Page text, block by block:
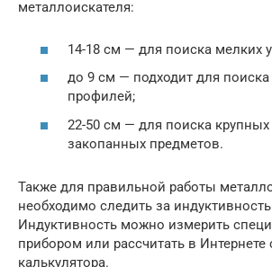
металлоискателя:
14-18 см — для поиска мелких
до 9 см — подходит для
профилей;
22-50 см — для поиска крупных
закопанных предметов.
Также для правильной работы
необходимо следить за
Индуктивность можно измерить
прибором или рассчитать в
калькулятора.